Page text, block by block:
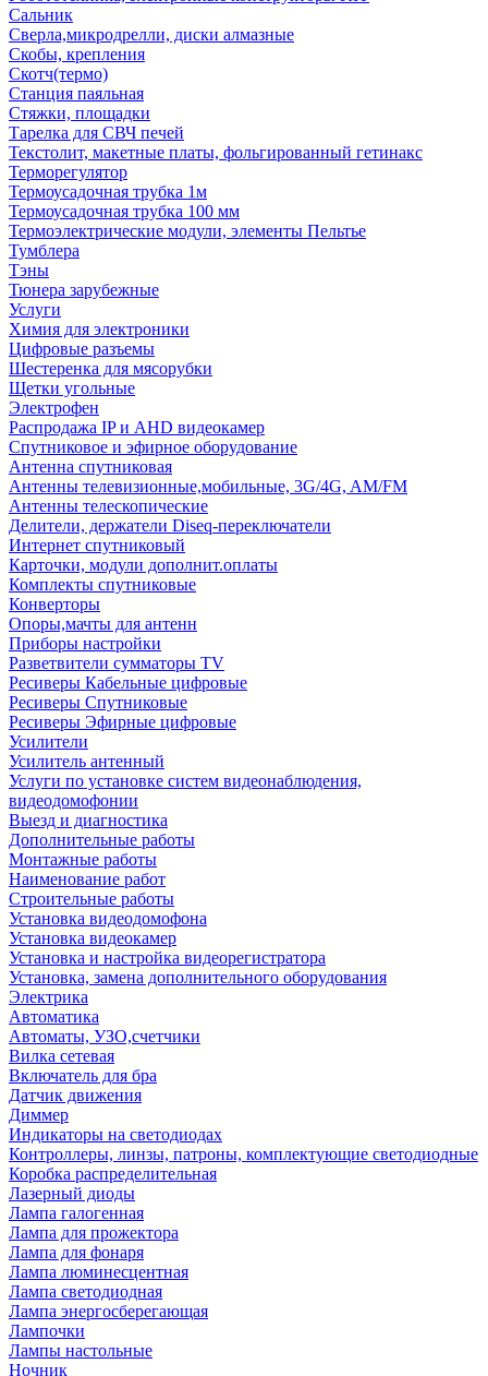
Сальник
Сверла,микродрелли, диски алмазные
Скобы, крепления
Скотч(термо)
Станция паяльная
Стяжки, площадки
Тарелка для СВЧ печей
Текстолит, макетные платы, фольгированный гетинакс
Терморегулятор
Термоусадочная трубка 1м
Термоусадочная трубка 100 мм
Термоэлектрические модули, элементы Пельтье
Тумблера
Тэны
Тюнера зарубежные
Услуги
Химия для электроники
Цифровые разъемы
Шестеренка для мясорубки
Щетки угольные
Электрофен
Распродажа IP и AHD видеокамер
Спутниковое и эфирное оборудование
Антенна спутниковая
Антенны телевизионные,мобильные, 3G/4G, AM/FM
Антенны телескопические
Делители, держатели Diseq-переключатели
Интернет спутниковый
Карточки, модули дополнит.оплаты
Комплекты спутниковые
Конверторы
Опоры,мачты для антенн
Приборы настройки
Разветвители сумматоры TV
Ресиверы Кабельные цифровые
Ресиверы Спутниковые
Ресиверы Эфирные цифровые
Усилители
Усилитель антенный
Услуги по установке систем видеонаблюдения,
видеодомофонии
Выезд и диагностика
Дополнительные работы
Монтажные работы
Наименование работ
Строительные работы
Установка видеодомофона
Установка видеокамер
Установка и настройка видеорегистратора
Установка, замена дополнительного оборудования
Электрика
Автоматика
Автоматы, УЗО,счетчики
Вилка сетевая
Включатель для бра
Датчик движения
Диммер
Индикаторы на светодиодах
Контроллеры, линзы, патроны, комплектующие светодиодные
Коробка распределительная
Лазерный диоды
Лампа галогенная
Лампа для прожектора
Лампа для фонаря
Лампа люминесцентная
Лампа светодиодная
Лампа энергосберегающая
Лампочки
Лампы настольные
Ночник